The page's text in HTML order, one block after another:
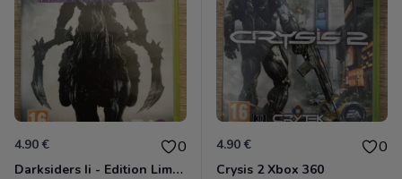
4.90 € 0
Darksiders Ii - Edition Limitée Xbox 360
4.90 € 0
Crysis 2 Xbox 360